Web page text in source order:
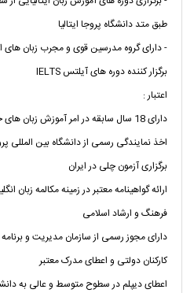
طبق متد دانشگاه پروجا ایتالیا
- دارای گروه مدرسین قوی و مجرب زبان های
برگزار کننده دوره های آیلتس IELTS
اعتبار :
دارای 18 سال سابقه در امر آموزش زبان های خارجی
برگزاری آزمون چلی در ایران
ارائه گواهینامه معتبر در زمینه مکالمه زبان
فرهنگ و ارشاد اسلامی
دارای مجوز رسمی از سازمان مدیریت و
کارکنان دولتی و اعطای مدرک معتبر
اعطای دیپلم در سطوح متوسط و عالی به